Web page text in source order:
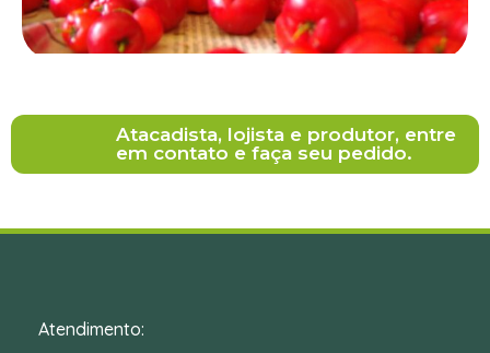
Atacadista, lojista e produtor, entre
em contato e faça seu pedido.
Atendimento: